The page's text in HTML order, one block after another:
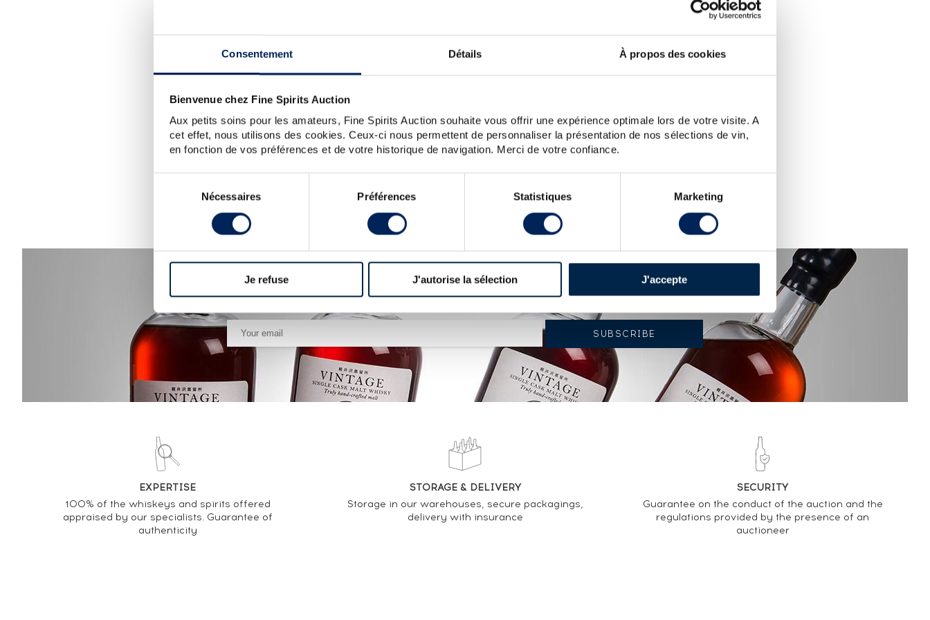
Consentement Détails À propos des cookies
Bienvenue chez Fine Spirits Auction
Aux petits soins pour les amateurs, Fine Spirits Auction souhaite vous offrir une expérience optimale lors de votre visite. A
cet effet, nous utilisons des cookies. Ceux-ci nous permettent de personnaliser la présentation de nos sélections de vin,
en fonction de vos préférences et de votre historique de navigation. Merci de votre confiance.
consentement
Nécessaires Préférences Statistiques Marketing
Je refuse J'autorise la sélection J'accepte
WOULD YOU LIKE TO TRY AGAIN?
SPRINGBANK-24-YEARS
TIP:Check the spelling, word order or reduce your search to one key word.
For further assistance, visit thehelp section.
You can also create an alert by clicking the button below.
EXPERTISE
100% of the whiskeys and spirits offered
appraised by our specialists. Guarantee of
authenticity
STORAGE & DELIVERY
Storage in our warehouses, secure packagings,
delivery with insurance
SECURITY
Guarantee on the conduct of the auction and the
regulations provided by the presence of an
auctioneer